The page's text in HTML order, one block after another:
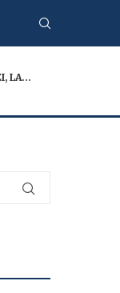
LA...